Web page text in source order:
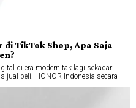
di TikTok Shop, Apa Saja
di era modern tak lagi sekadar
jual beli. HONOR Indonesia secara